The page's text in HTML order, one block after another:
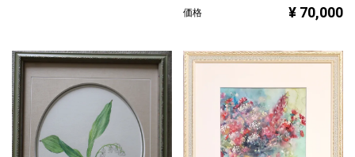
価格
¥ 70,000